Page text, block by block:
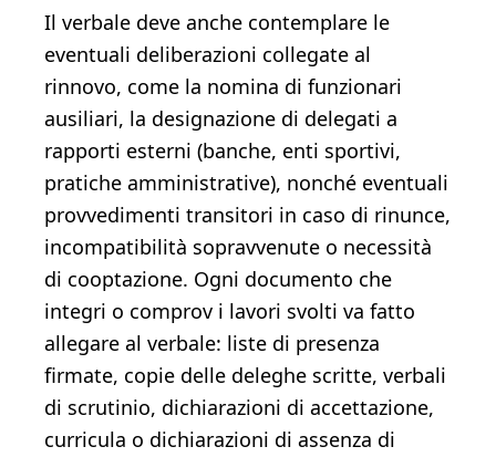
Il verbale deve anche contemplare le
eventuali deliberazioni collegate al
rinnovo, come la nomina di funzionari
ausiliari, la designazione di delegati a
rapporti esterni (banche, enti sportivi,
pratiche amministrative), nonché eventuali
provvedimenti transitori in caso di rinunce,
incompatibilità sopravvenute o necessità
di cooptazione. Ogni documento che
integri o comprov i lavori svolti va fatto
allegare al verbale: liste di presenza
firmate, copie delle deleghe scritte, verbali
di scrutinio, dichiarazioni di accettazione,
curricula o dichiarazioni di assenza di